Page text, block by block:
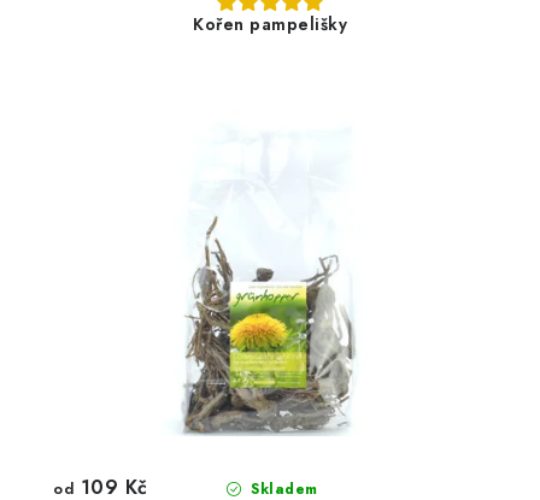
Kořen pampelišky
Skladem
od 109 Kč